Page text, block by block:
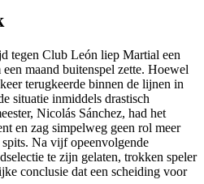
tegen Club León liep Martial een
maand buitenspel zette. Hoewel
terugkeerde binnen de lijnen in
situatie inmiddels drastisch
Nicolás Sánchez, had het
en zag simpelweg geen rol meer
Na vijf opeenvolgende
te zijn gelaten, trokken speler
conclusie dat een scheiding voor